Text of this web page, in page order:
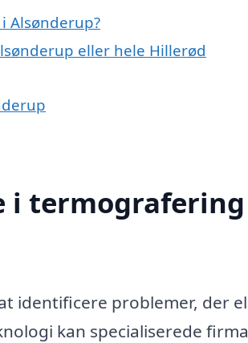
Alsønderup?
eller hele Hillerød
i
identificere problemer, der
kan specialiserede